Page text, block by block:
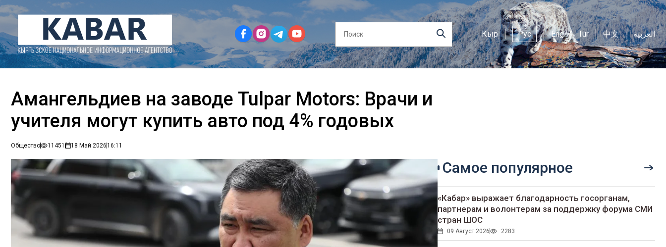
Кыр Рус Eng Tur 中文 العربية
Амангельдиев на заводе Tulpar Motors: Врачи и
учителя могут купить авто под 4% годовых
Общество 11451 18 Май 202616:11
Самое популярное
«Кабар» выражает благодарность госорганам,
партнерам и волонтерам за поддержку форума СМИ
стран ШОС
09 Август 2026 2283